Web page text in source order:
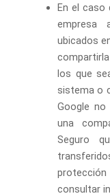
En el caso
empresa
ubicados
los que
sistema o
Google no
una
Seguro
protección
consultar